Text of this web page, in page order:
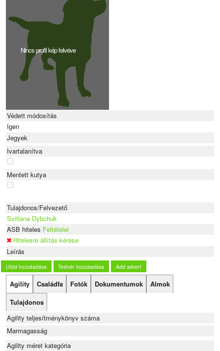
Nincs profil kép felvéve
Védett módosítás
Igen
Jegyek
Ivartalanítva
Mentett kutya
Tulajdonos/Felvezető
Svitlana Dybchuk
ASB hiteles Feltételei
Hitelesre állítás kérése
Leírás
Utód hozzáadása Testvér hozzáadása Add advert
Agility Családfa Fotók Dokumentumok
Almok
Tulajdonos
Agility teljesítménykönyv száma
Marmagasság
Agility méret kategória